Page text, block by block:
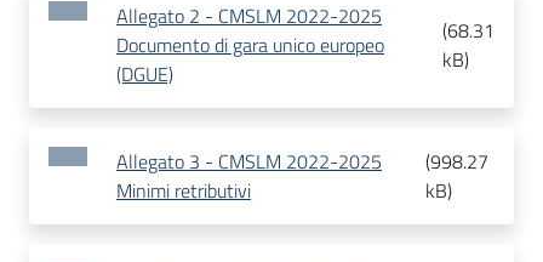
Allegato 2 - CMSLM 2022-2025
Documento di gara unico europeo
(DGUE)
(68.31
kB)
Allegato 3 - CMSLM 2022-2025
Minimi retributivi
(998.27
kB)